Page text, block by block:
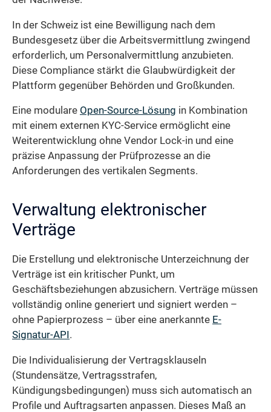
In der Schweiz ist eine Bewilligung nach dem
Bundesgesetz über die Arbeitsvermittlung zwingend
erforderlich, um Personalvermittlung anzubieten.
Diese Compliance stärkt die Glaubwürdigkeit der
Plattform gegenüber Behörden und Großkunden.
Eine modulare Open-Source-Lösung in Kombination
mit einem externen KYC-Service ermöglicht eine
Weiterentwicklung ohne Vendor Lock-in und eine
präzise Anpassung der Prüfprozesse an die
Anforderungen des vertikalen Segments.
Verwaltung elektronischer
Verträge
Die Erstellung und elektronische Unterzeichnung der
Verträge ist ein kritischer Punkt, um
Geschäftsbeziehungen abzusichern. Verträge müssen
vollständig online generiert und signiert werden –
ohne Papierprozess – über eine anerkannte E-
Signatur-API.
Die Individualisierung der Vertragsklauseln
(Stundensätze, Vertragsstrafen,
Kündigungsbedingungen) muss sich automatisch an
Profile und Auftragsarten anpassen. Dieses Maß an